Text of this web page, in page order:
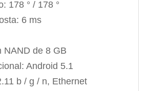
178 ° / 178 °
6 ms
NAND de 8 GB
Android 5.1
b / g / n, Ethernet